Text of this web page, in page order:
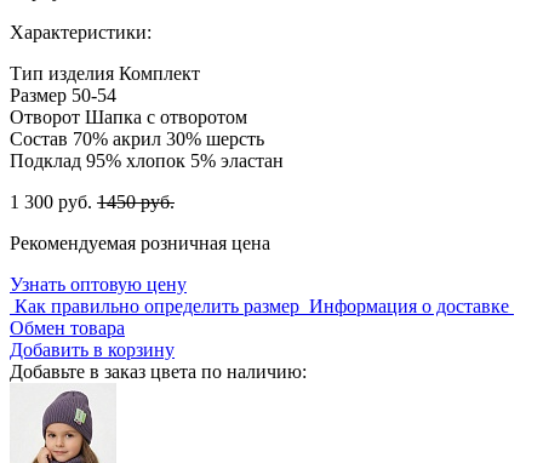
Характеристики:
Тип изделия Комплект
Размер 50-54
Отворот Шапка с отворотом
Состав 70% акрил 30% шерсть
Подклад 95% хлопок 5% эластан
1 300 руб. 1450 руб.
Рекомендуемая розничная цена
Узнать оптовую цену
Как правильно определить размер Информация о доставке
Обмен товара
Добавить в корзину
Добавьте в заказ цвета по наличию: